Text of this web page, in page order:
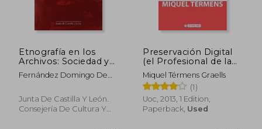
Etnografía en los
Archivos: Sociedad y
Cultura en Santo
Domingo de Silos,
Spanish)
Fernández Domingo De
Junta De Castilla Y León.
Consejería De Cultura Y
Preservación Digital
(el Profesional de la
Información) (in
Spanish)
Miquel Térmens Graells
(1)
Uoc, 2013, 1 Edition,
Paperback, Used